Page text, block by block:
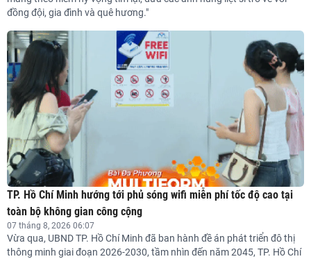
đồng đội, gia đình và quê hương."
TP. Hồ Chí Minh hướng tới phủ sóng wifi miễn phí tốc độ cao tại
toàn bộ không gian công cộng
07 tháng 8, 2026 06:07
Vừa qua, UBND TP. Hồ Chí Minh đã ban hành đề án phát triển đô thị
thông minh giai đoạn 2026-2030, tầm nhìn đến năm 2045, TP. Hồ Chí